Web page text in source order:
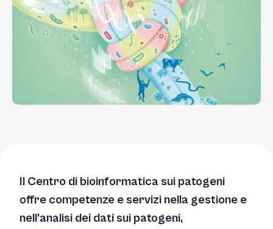
Il Centro di bioinformatica sui patogeni
offre competenze e servizi nella gestione e
nell’analisi dei dati sui patogeni,